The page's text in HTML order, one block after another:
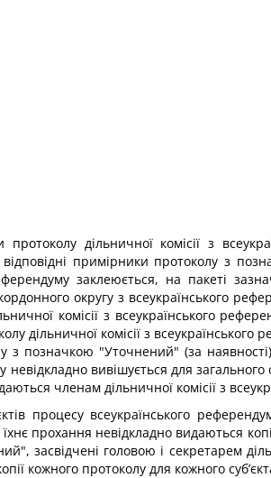
дільничної комісії з
примірники протоколу з
заклеюється, на пакеті
округу з всеукраїнського
комісії з всеукраїнського
дільничної комісії з
з позначкою "Уточнений" (за
вивішується для
членам дільничної комісії з
процесу всеукраїнського
прохання невідкладно видаються
засвідчені головою і секретарем
кожного протоколу для кожного